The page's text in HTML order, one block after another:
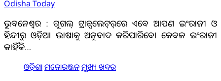
Odisha Today
ଭୁବନେଶ୍ୱର : ଗୁଗଲ୍ ଟ୍ରାନ୍ସଲେଟ୍‌ର୍‌ରେ ଏବେ ଆପଣ ଇଂରାଜୀ ଓ
ହିନ୍ଦୀରୁ ଓଡ଼ିଆ ଭାଷାକୁ ଅନୁବାଦ କରିପାରିବେ। କେବଳ ଇଂରାଜୀ
କାହିଁକି…
ଓଡ଼ିଶାମନୋରଞ୍ଜନମୁଖ୍ୟ ଖବର